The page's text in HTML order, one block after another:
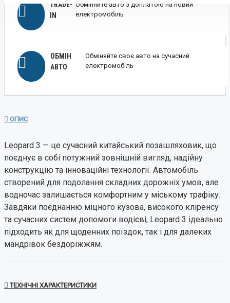
TRADE-
IN
Обміняйте авто з доплатою на новий
електромобіль
ОБМІН
АВТО
Обміняйте своє авто на сучасний
електромобіль
ОПИС
Leopard 3 — це сучасний китайський позашляховик, що
поєднує в собі потужний зовнішній вигляд, надійну
конструкцію та інноваційні технології. Автомобіль
створений для подолання складних дорожніх умов, але
водночас залишається комфортним у міському трафіку.
Завдяки поєднанню міцного кузова, високого кліренсу
та сучасних систем допомоги водієві, Leopard 3 ідеально
підходить як для щоденних поїздок, так і для далеких
мандрівок бездоріжжям.
ТЕХНІЧНІ ХАРАКТЕРИСТИКИ